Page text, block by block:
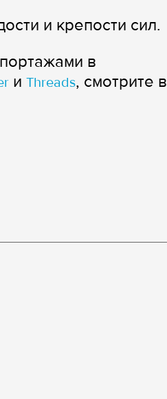
и крепости сил.
в
и Threads, смотрите в